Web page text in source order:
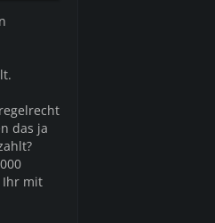
das ja
Ihr mit